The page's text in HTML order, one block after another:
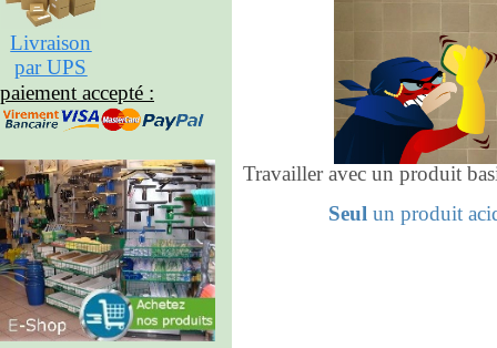
Livraison
par UPS
paiement accepté :
Travailler avec un produit
Seul un produit